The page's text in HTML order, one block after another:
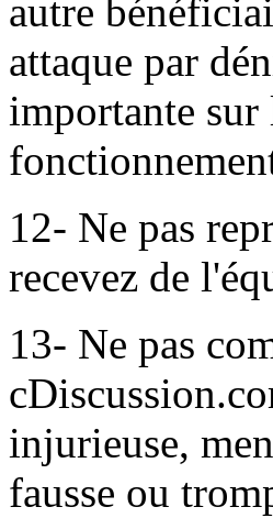
autre
attaque par
importante sur
12- Ne pas
recevez de
13- Ne pas
injurieuse,
fausse ou